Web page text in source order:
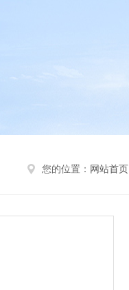
您的位置： 网站首页